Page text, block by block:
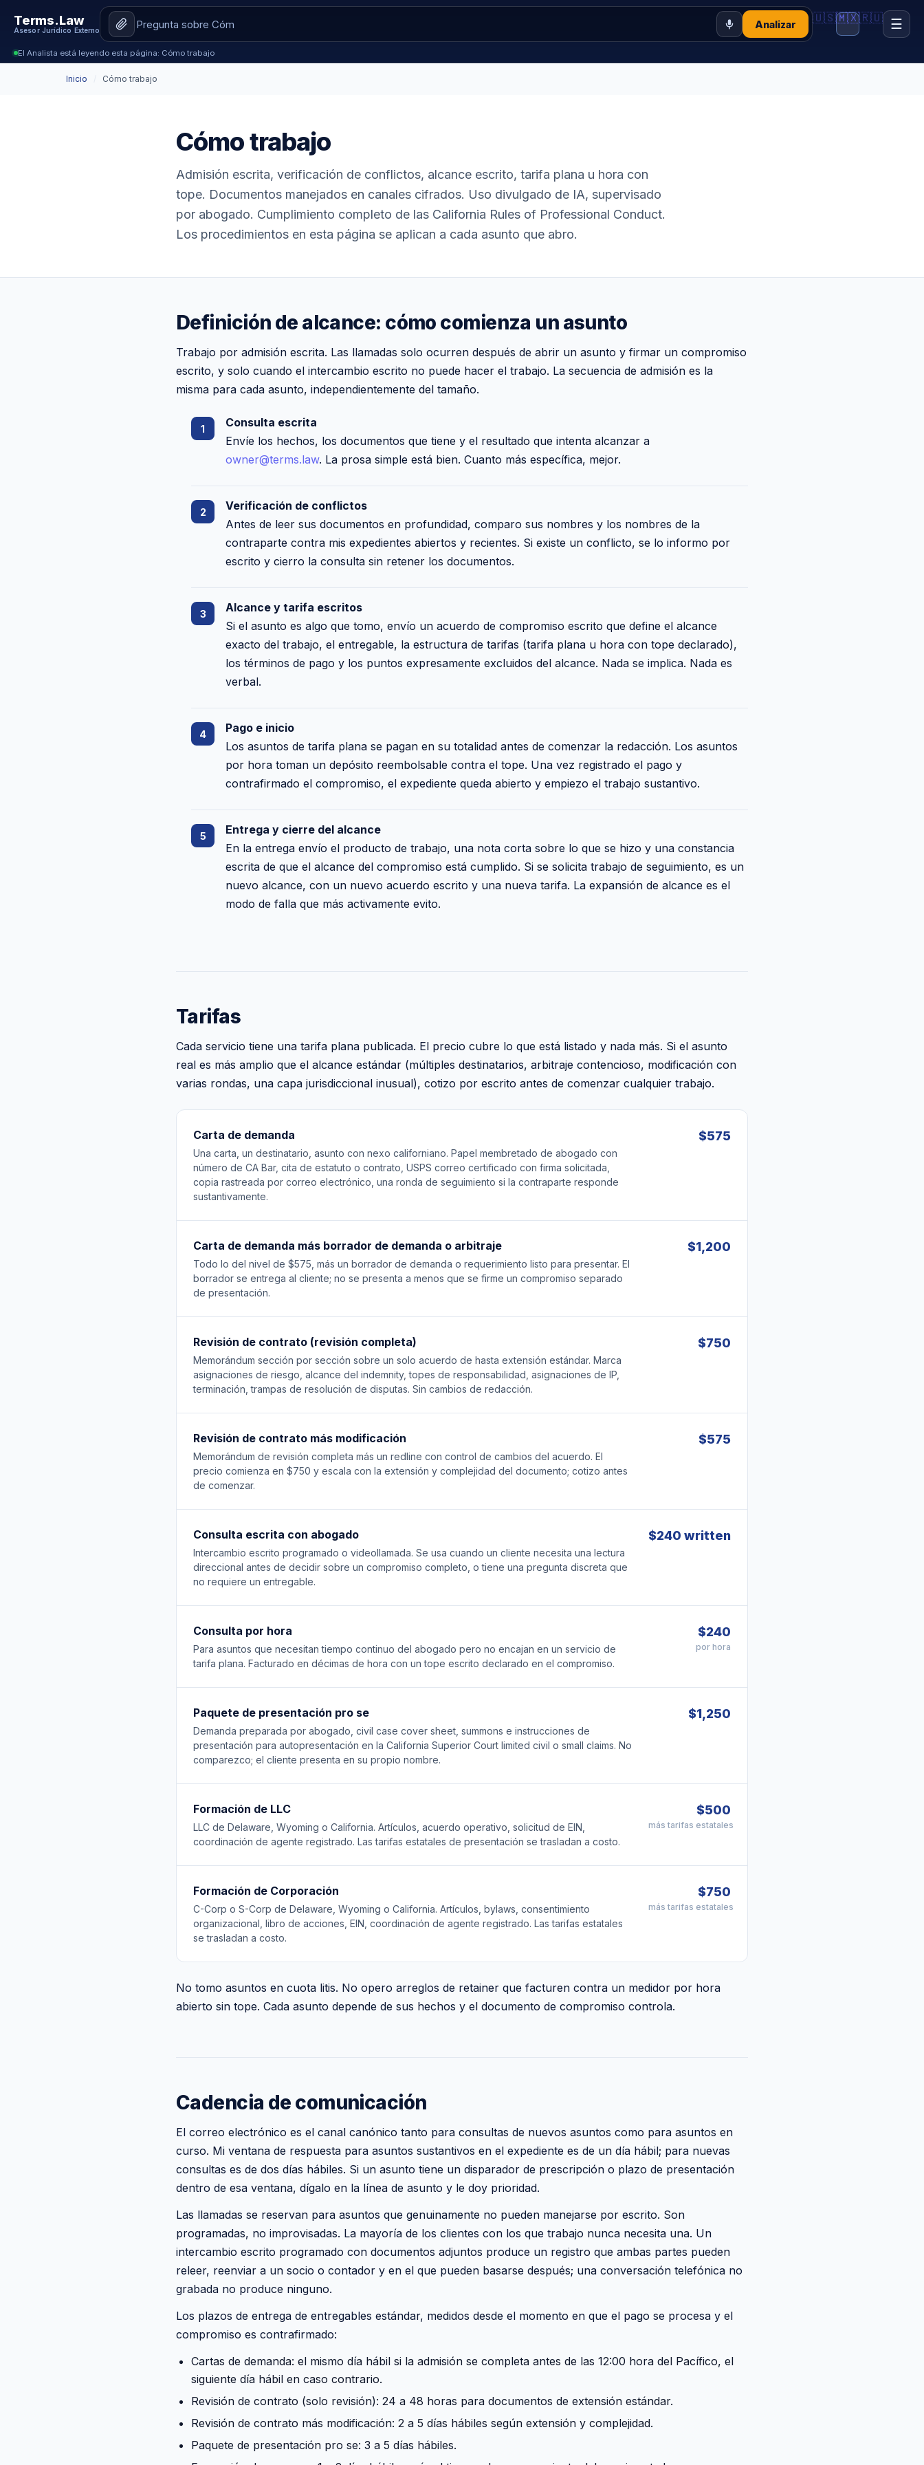
Terms.Law
Asesor Jurídico Externo
Analizar 🇺🇸🇲🇽🇷🇺 ☰
El Analista está leyendo esta página: Cómo trabajo
Inicio Cómo trabajo
Cómo trabajo
Admisión escrita, verificación de conflictos, alcance escrito, tarifa plana u hora con
tope. Documentos manejados en canales cifrados. Uso divulgado de IA, supervisado
por abogado. Cumplimiento completo de las California Rules of Professional Conduct.
Los procedimientos en esta página se aplican a cada asunto que abro.
Definición de alcance: cómo comienza un asunto
Trabajo por admisión escrita. Las llamadas solo ocurren después de abrir un asunto y firmar un compromiso
escrito, y solo cuando el intercambio escrito no puede hacer el trabajo. La secuencia de admisión es la
misma para cada asunto, independientemente del tamaño.
Consulta escrita
Envíe los hechos, los documentos que tiene y el resultado que intenta alcanzar a
owner@terms.law. La prosa simple está bien. Cuanto más específica, mejor.
Verificación de conflictos
Antes de leer sus documentos en profundidad, comparo sus nombres y los nombres de la
contraparte contra mis expedientes abiertos y recientes. Si existe un conflicto, se lo informo por
escrito y cierro la consulta sin retener los documentos.
Alcance y tarifa escritos
Si el asunto es algo que tomo, envío un acuerdo de compromiso escrito que define el alcance
exacto del trabajo, el entregable, la estructura de tarifas (tarifa plana u hora con tope declarado),
los términos de pago y los puntos expresamente excluidos del alcance. Nada se implica. Nada es
verbal.
Pago e inicio
Los asuntos de tarifa plana se pagan en su totalidad antes de comenzar la redacción. Los asuntos
por hora toman un depósito reembolsable contra el tope. Una vez registrado el pago y
contrafirmado el compromiso, el expediente queda abierto y empiezo el trabajo sustantivo.
Entrega y cierre del alcance
En la entrega envío el producto de trabajo, una nota corta sobre lo que se hizo y una constancia
escrita de que el alcance del compromiso está cumplido. Si se solicita trabajo de seguimiento, es un
nuevo alcance, con un nuevo acuerdo escrito y una nueva tarifa. La expansión de alcance es el
modo de falla que más activamente evito.
Tarifas
Cada servicio tiene una tarifa plana publicada. El precio cubre lo que está listado y nada más. Si el asunto
real es más amplio que el alcance estándar (múltiples destinatarios, arbitraje contencioso, modificación con
varias rondas, una capa jurisdiccional inusual), cotizo por escrito antes de comenzar cualquier trabajo.
Carta de demanda
Una carta, un destinatario, asunto con nexo californiano. Papel membretado de abogado con
número de CA Bar, cita de estatuto o contrato, USPS correo certificado con firma solicitada,
copia rastreada por correo electrónico, una ronda de seguimiento si la contraparte responde
sustantivamente.
$575
Carta de demanda más borrador de demanda o arbitraje
Todo lo del nivel de $575, más un borrador de demanda o requerimiento listo para presentar. El
borrador se entrega al cliente; no se presenta a menos que se firme un compromiso separado
de presentación.
$1,200
Revisión de contrato (revisión completa)
Memorándum sección por sección sobre un solo acuerdo de hasta extensión estándar. Marca
asignaciones de riesgo, alcance del indemnity, topes de responsabilidad, asignaciones de IP,
terminación, trampas de resolución de disputas. Sin cambios de redacción.
$750
Revisión de contrato más modificación
Memorándum de revisión completa más un redline con control de cambios del acuerdo. El
precio comienza en $750 y escala con la extensión y complejidad del documento; cotizo antes
de comenzar.
$575
Consulta escrita con abogado
Intercambio escrito programado o videollamada. Se usa cuando un cliente necesita una lectura
direccional antes de decidir sobre un compromiso completo, o tiene una pregunta discreta que
no requiere un entregable.
$240 written
Consulta por hora
Para asuntos que necesitan tiempo continuo del abogado pero no encajan en un servicio de
tarifa plana. Facturado en décimas de hora con un tope escrito declarado en el compromiso.
$240
por hora
Paquete de presentación pro se
Demanda preparada por abogado, civil case cover sheet, summons e instrucciones de
presentación para autopresentación en la California Superior Court limited civil o small claims. No
comparezco; el cliente presenta en su propio nombre.
$1,250
Formación de LLC
LLC de Delaware, Wyoming o California. Artículos, acuerdo operativo, solicitud de EIN,
coordinación de agente registrado. Las tarifas estatales de presentación se trasladan a costo.
$500
más tarifas estatales
Formación de Corporación
C-Corp o S-Corp de Delaware, Wyoming o California. Artículos, bylaws, consentimiento
organizacional, libro de acciones, EIN, coordinación de agente registrado. Las tarifas estatales
se trasladan a costo.
$750
más tarifas estatales
No tomo asuntos en cuota litis. No opero arreglos de retainer que facturen contra un medidor por hora
abierto sin tope. Cada asunto depende de sus hechos y el documento de compromiso controla.
Cadencia de comunicación
El correo electrónico es el canal canónico tanto para consultas de nuevos asuntos como para asuntos en
curso. Mi ventana de respuesta para asuntos sustantivos en el expediente es de un día hábil; para nuevas
consultas es de dos días hábiles. Si un asunto tiene un disparador de prescripción o plazo de presentación
dentro de esa ventana, dígalo en la línea de asunto y le doy prioridad.
Las llamadas se reservan para asuntos que genuinamente no pueden manejarse por escrito. Son
programadas, no improvisadas. La mayoría de los clientes con los que trabajo nunca necesita una. Un
intercambio escrito programado con documentos adjuntos produce un registro que ambas partes pueden
releer, reenviar a un socio o contador y en el que pueden basarse después; una conversación telefónica no
grabada no produce ninguno.
Los plazos de entrega de entregables estándar, medidos desde el momento en que el pago se procesa y el
compromiso es contrafirmado:
Cartas de demanda: el mismo día hábil si la admisión se completa antes de las 12:00 hora del Pacífico, el
siguiente día hábil en caso contrario.
Revisión de contrato (solo revisión): 24 a 48 horas para documentos de extensión estándar.
Revisión de contrato más modificación: 2 a 5 días hábiles según extensión y complejidad.
Paquete de presentación pro se: 3 a 5 días hábiles.